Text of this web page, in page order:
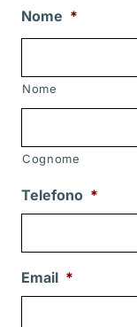
Nome *
Nome
Cognome
Telefono *
Email *